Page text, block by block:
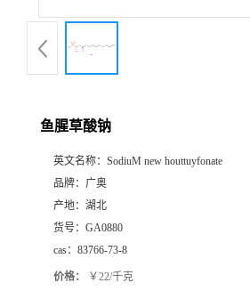
鱼腥草酸钠
英文名称： SodiuM new houttuyfonate
品牌： 广奥
产地： 湖北
货号： GA0880
cas： 83766-73-8
价格： ￥22/千克